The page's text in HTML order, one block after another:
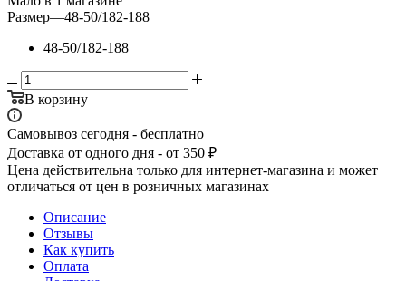
Размер—48-50/182-188
48-50/182-188
В корзину
Самовывоз сегодня - бесплатно
Доставка от одного дня - от 350 ₽
Цена действительна только для интернет-магазина и может
отличаться от цен в розничных магазинах
Описание
Отзывы
Как купить
Оплата